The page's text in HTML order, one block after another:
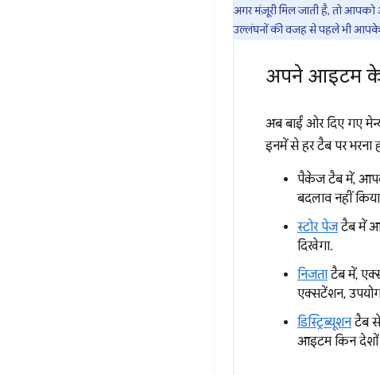
अगर मंज़ूरी मिल जाती है, तो आपको
उल्लंघनों की वजह से पहले भी आपके
अपने आइटम के
अब बाईं ओर दिए गए
इनमें से हर टैब पर भरना
पैकेज टैब में,
बदलाव नहीं
स्टोर पेजटैब में
दिखेगा.
निजताटैब में,
एक्सटेंशन,
डिस्ट्रिब्यूशनटैब से
आइटम किन देशों